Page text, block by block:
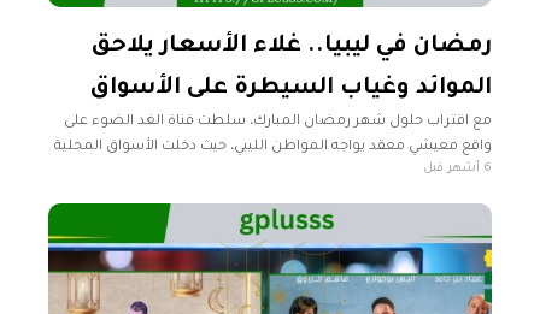
رمضان في ليبيا.. غلاء الأسعار يلاحق
الموائد وغياب السيطرة على الأسواق
مع اقتراب حلول شهر رمضان المبارك، سلطت قناة الغد الضوء على
واقع معيشي معقد يواجه المواطن الليبي، حيث دخلت الأسواق المحلية
في سباق محفوم بالمخاطر لتأمين السلع الغذائية الأساسية. ورصد
6 أشهر قبل